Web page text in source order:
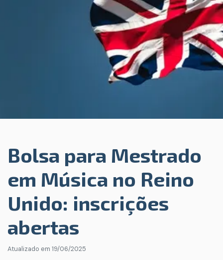
Bolsa para Mestrado
em Música no Reino
Unido: inscrições
abertas
Atualizado em 19/06/2025